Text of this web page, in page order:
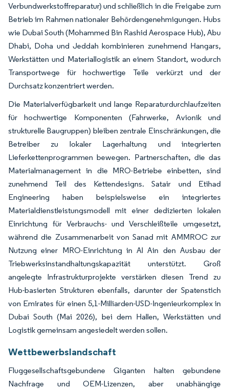
Verbundwerkstoffreparatur) und schließlich in die Freigabe zum
Betrieb im Rahmen nationaler Behördengenehmigungen. Hubs
wie Dubai South (Mohammed Bin Rashid Aerospace Hub), Abu
Dhabi, Doha und Jeddah kombinieren zunehmend Hangars,
Werkstätten und Materiallogistik an einem Standort, wodurch
Transportwege für hochwertige Teile verkürzt und der
Durchsatz konzentriert werden.
Die Materialverfügbarkeit und lange Reparaturdurchlaufzeiten
für hochwertige Komponenten (Fahrwerke, Avionik und
strukturelle Baugruppen) bleiben zentrale Einschränkungen, die
Betreiber zu lokaler Lagerhaltung und integrierten
Lieferkettenprogrammen bewegen. Partnerschaften, die das
Materialmanagement in die MRO-Betriebe einbetten, sind
zunehmend Teil des Kettendesigns. Satair und Etihad
Engineering haben beispielsweise ein integriertes
Materialdienstleistungsmodell mit einer dedizierten lokalen
Einrichtung für Verbrauchs- und Verschleißteile umgesetzt,
während die Zusammenarbeit von Sanad mit AMMROC zur
Nutzung einer MRO-Einrichtung in Al Ain den Ausbau der
Triebwerksinstandhaltungskapazität unterstützt. Groß
angelegte Infrastrukturprojekte verstärken diesen Trend zu
Hub-basierten Strukturen ebenfalls, darunter der Spatenstich
von Emirates für einen 5,1-Milliarden-USD-Ingenieurkomplex in
Dubai South (Mai 2026), bei dem Hallen, Werkstätten und
Logistik gemeinsam angesiedelt werden sollen.
Wettbewerbslandschaft
Fluggesellschaftsgebundene Giganten halten gebundene
Nachfrage und OEM-Lizenzen, aber unabhängige